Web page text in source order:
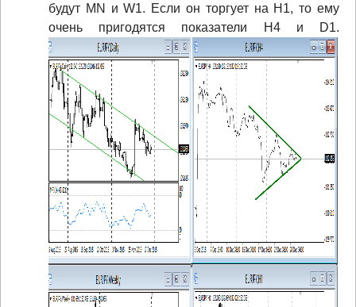
будут MN и W1. Если он торгует на Н1, то ему
очень пригодятся показатели Н4 и D1.